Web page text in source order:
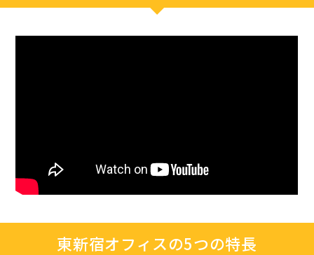
東新宿オフィスの5つの特長